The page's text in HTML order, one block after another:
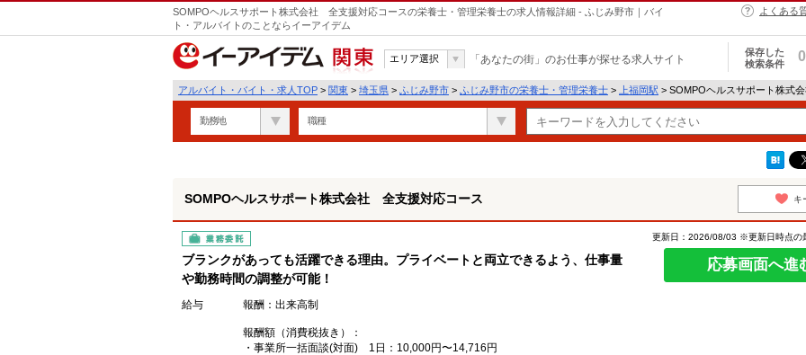
SOMPOヘルスサポート株式会社 全支援対応コースの栄養士・管理栄養士の求人情報詳細 - ふじみ野市｜バイ
ト・アルバイトのことならイーアイデム
よくある
関東
エリア選択 「あなたの街」のお仕事が探せる求人サイト
保存した
検索条件
0
アルバイト・バイト・求人TOP > 関東 > 埼玉県 > ふじみ野市 > ふじみ野市の栄養士・管理栄養士 > 上福岡駅 > SOMPOヘルスサポート株式
勤務地 職種
SOMPOヘルスサポート株式会社 全支援対応コース キ
業務委託
ブランクがあっても活躍できる理由。プライベートと両立できるよう、仕事量
や勤務時間の調整が可能！
更新日：2026/08/03 ※更新日時点の
応募画面へ進
給与 報酬：出来高制
報酬額（消費税抜き）：
・事業所一括面談(対面) 1日：10,000円〜14,716円